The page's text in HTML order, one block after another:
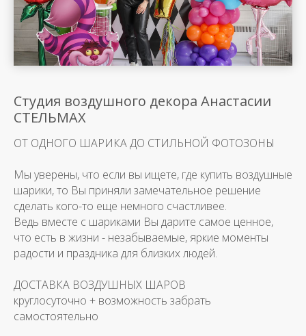
Студия воздушного декора Анастасии
СТЕЛЬМАХ
ОТ ОДНОГО ШАРИКА ДО СТИЛЬНОЙ ФОТОЗОНЫ
Мы уверены, что если вы ищете, где купить воздушные
шарики, то Вы приняли замечательное решение
сделать кого-то еще немного счастливее.
Ведь вместе с шариками Вы дарите самое ценное,
что есть в жизни - незабываемые, яркие моменты
радости и праздника для близких людей.
ДОСТАВКА ВОЗДУШНЫХ ШАРОВ
круглосуточно + возможность забрать
самостоятельно